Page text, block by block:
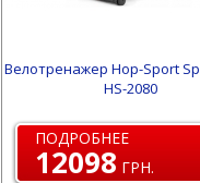
Велотренажер Hop-Sport
HS-2080
ПОДРОБНЕЕ
12098 ГРН.